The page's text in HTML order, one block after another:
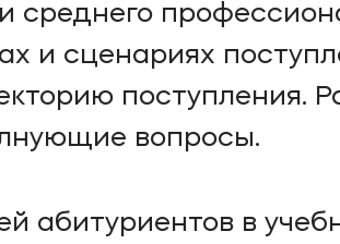
среднего
и сценариях
поступления.
вопросы.
абитуриентов в